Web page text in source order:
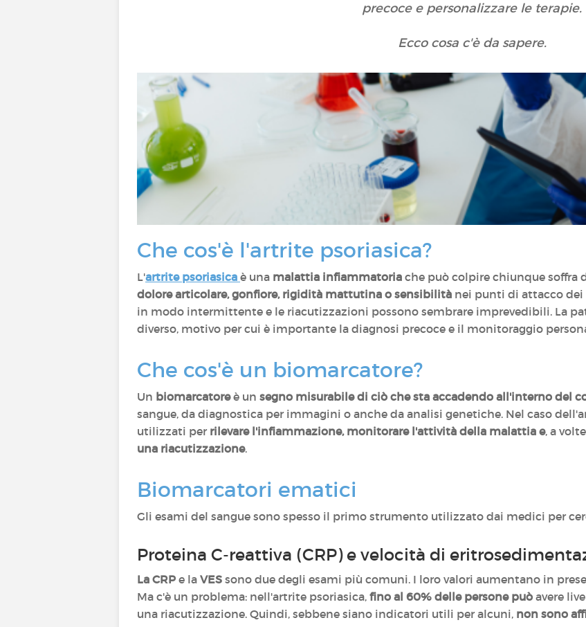
precoce e personalizzare le terapie.
Ecco cosa c'è da sapere.
Che cos'è l'artrite psoriasica?
L'artrite psoriasica è una malattia infiammatoria che può colpire chiunque soffra
dolore articolare, gonfiore, rigidità mattutina o sensibilità nei punti di attacco
in modo intermittente e le riacutizzazioni possono sembrare imprevedibili. La
diverso, motivo per cui è importante la diagnosi precoce e il monitoraggio
Che cos'è un biomarcatore?
Un biomarcatoreè un segno misurabile di ciò che sta accadendo all'interno del
sangue, da diagnostica per immagini o anche da analisi genetiche. Nel caso
utilizzati per rilevare l'infiammazione, monitorare l'attività della malattia e, a
una riacutizzazione.
Biomarcatori ematici
Gli esami del sangue sono spesso il primo strumento utilizzato dai medici per
Proteina C-reattiva (CRP) e velocità di
La CRP e la VES sono due degli esami più comuni. I loro valori aumentano in
Ma c'è un problema: nell'artrite psoriasica, fino al 60% delle persone può avere
una riacutizzazione. Quindi, sebbene siano indicatori utili per alcuni, non sono